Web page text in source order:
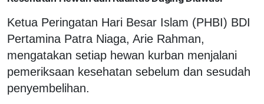
Ketua Peringatan Hari Besar Islam (PHBI) BDI
Pertamina Patra Niaga, Arie Rahman,
mengatakan setiap hewan kurban menjalani
pemeriksaan kesehatan sebelum dan sesudah
penyembelihan.